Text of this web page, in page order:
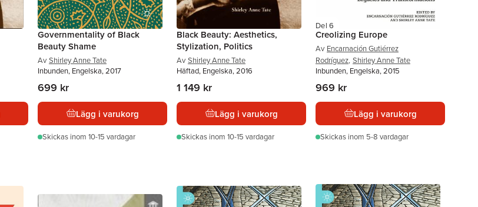
Governmentality of Black
Beauty Shame
Av Shirley Anne Tate
Inbunden, Engelska, 2017
699 kr
Lägg i varukorg
Skickas inom 10-15 vardagar
Black Beauty: Aesthetics,
Stylization, Politics
Av Shirley Anne Tate
Häftad, Engelska, 2016
1 149 kr
Lägg i varukorg
Skickas inom 10-15 vardagar
Del 6
Creolizing Europe
Av Encarnación Gutiérrez
Rodríguez, Shirley Anne Tate
Inbunden, Engelska, 2015
969 kr
Lägg i varukorg
Skickas inom 5-8 vardagar